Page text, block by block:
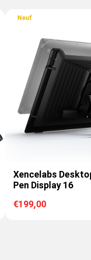
Neuf
Xencelabs
Pen Display 16
€199,00